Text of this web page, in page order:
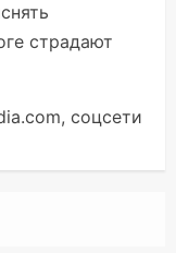
страдают
соцсети